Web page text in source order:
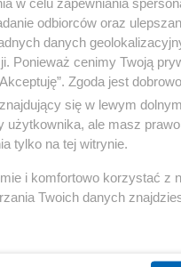
dyscypliny jest
Kamiński,
pytają, czy jest
zgłosiło takie
działania i
odbiorców oraz
danych
Ponieważ cenimy Twoją
Zgoda jest
się w lewym
użytkownika, ale masz
tylko na tej witrynie.
i komfortowo korzystać z
Twoich danych